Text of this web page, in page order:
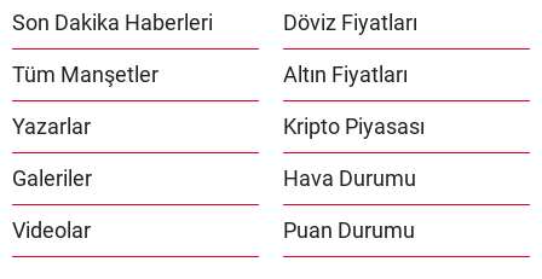
Son Dakika Haberleri
Tüm Manşetler
Yazarlar
Galeriler
Videolar
Döviz Fiyatları
Altın Fiyatları
Kripto Piyasası
Hava Durumu
Puan Durumu